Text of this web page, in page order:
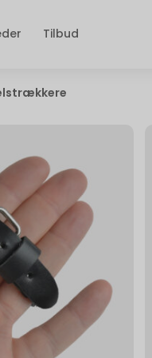
Tilbud